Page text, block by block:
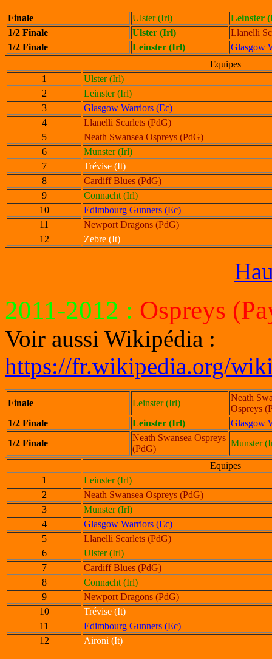
Finale Ulster (Irl)
Leinster
1/2 Finale
Ulster (Irl)
Llanelli
1/2 Finale
Leinster (Irl)
Glasgow
Equipes
1
Ulster (Irl)
2
Leinster (Irl)
3
Glasgow Warriors (Ec)
4
Llanelli Scarlets (PdG)
5
Neath Swansea Ospreys (PdG)
6
Munster (Irl)
7
Trévise (It)
8
Cardiff Blues (PdG)
9
Connacht (Irl)
10
Edimbourg Gunners (Ec)
11
Newport Dragons (PdG)
12
Zebre (It)
2011-2012 : Ospreys
Voir aussi Wikipédia :
https://fr.wikipedia.org/
Finale Leinster (Irl)
Neath
Ospreys
1/2 Finale
Leinster (Irl)
Glasgow
1/2 Finale
Neath Swansea Ospreys
(PdG)
Munster
Equipes
1
Leinster (Irl)
2
Neath Swansea Ospreys (PdG)
3
Munster (Irl)
4
Glasgow Warriors (Ec)
5
Llanelli Scarlets (PdG)
6
Ulster (Irl)
7
Cardiff Blues (PdG)
8
Connacht (Irl)
9
Newport Dragons (PdG)
10
Trévise (It)
11
Edimbourg Gunners (Ec)
12
Aironi (It)